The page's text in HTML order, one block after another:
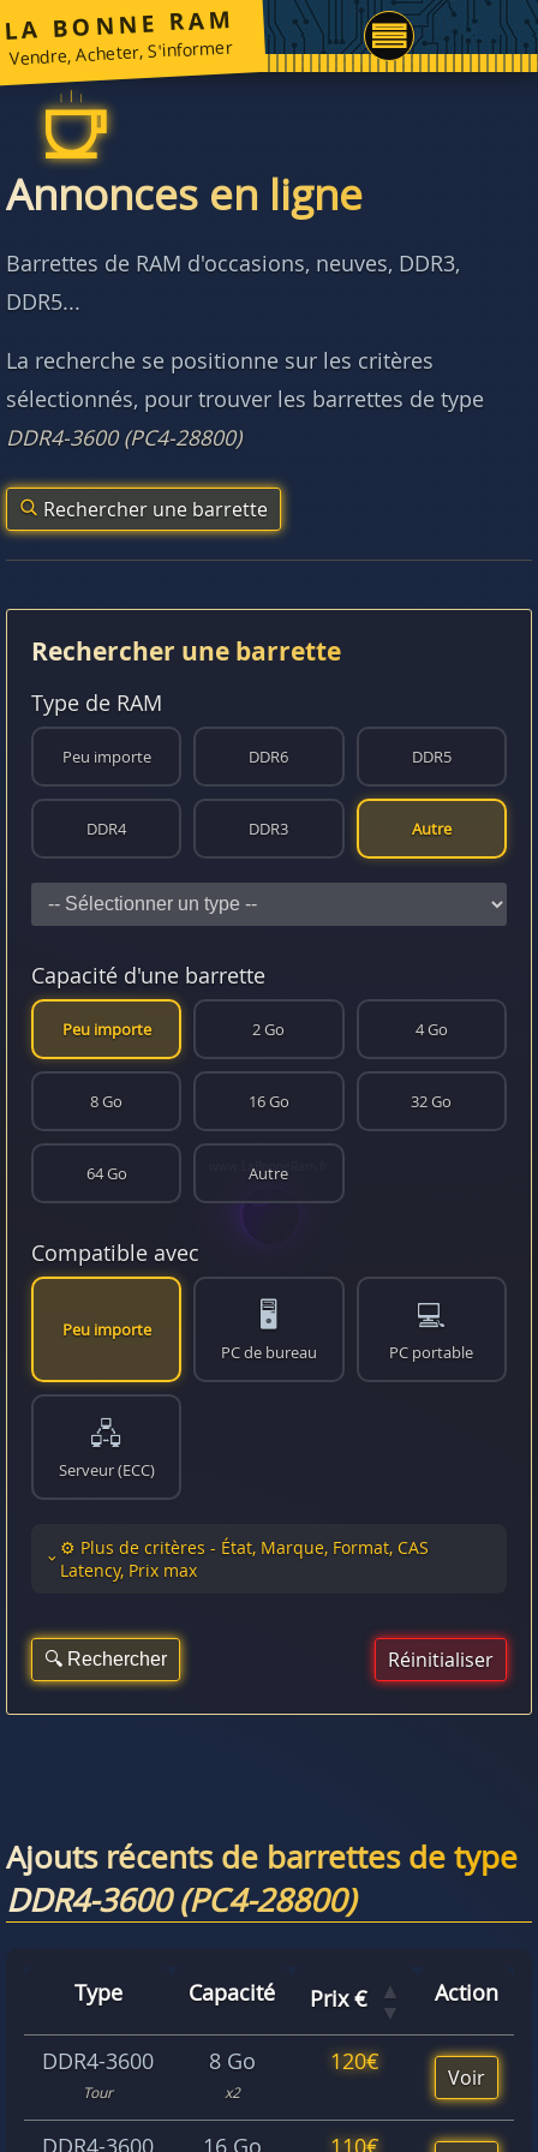
LA BONNE RAM
Vendre, Acheter, S'informer
Annonces en ligne
Barrettes de RAM d'occasions, neuves, DDR3,
DDR5...
La recherche se positionne sur les critères
sélectionnés, pour trouver les barrettes de type
DDR4-3600 (PC4-28800)
Rechercher une barrette
Rechercher une barrette
Type de RAM
Peu importe DDR6 DDR5
DDR4 DDR3 Autre
Capacité d'une barrette
Peu importe 2 Go 4 Go
8 Go 16 Go 32 Go
64 Go Autre
Compatible avec
Peu importe 🖥️
PC de bureau
💻
PC portable
🖧
Serveur (ECC)
⚙️ Plus de critères - État, Marque, Format, CAS
Latency, Prix max
Réinitialiser
Ajouts récents de barrettes de type
DDR4-3600 (PC4-28800)
Type Capacité Prix € ▲
▼
Action
DDR4-3600
Tour
8 Go
x2
120€
Voir